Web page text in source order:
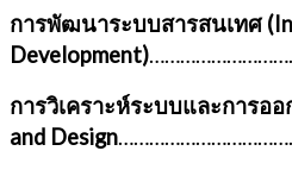
การพัฒนาระบบสารสนเทศ (
Development)
การวิเคราะห์ระบบและการอ
and Design